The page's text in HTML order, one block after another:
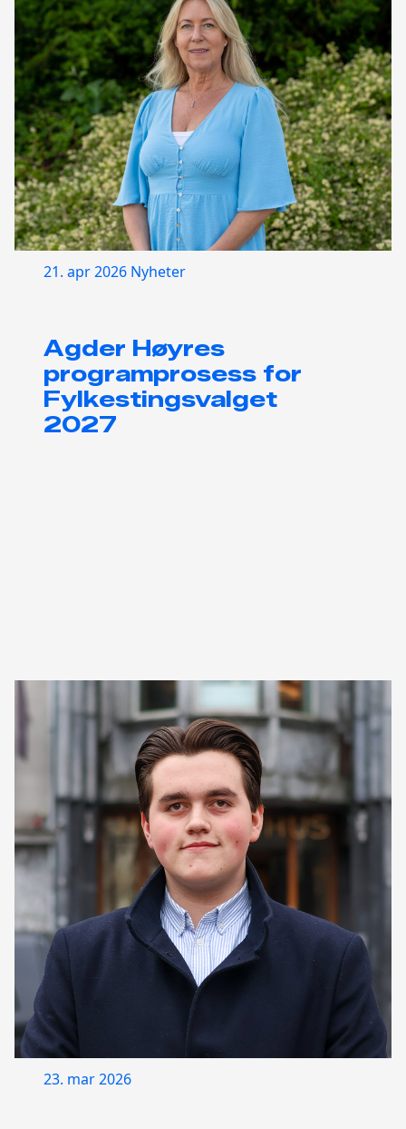
21. apr 2026 Nyheter
Agder Høyres
programprosess for
Fylkestingsvalget
2027
23. mar 2026